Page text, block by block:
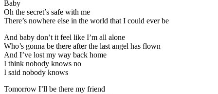
Baby
Oh the secret’s safe with me
There’s nowhere else in the world that I could ever be
And baby don’t it feel like I’m all alone
Who’s gonna be there after the last angel has flown
And I’ve lost my way back home
I think nobody knows no
I said nobody knows
Tomorrow I’ll be there my friend